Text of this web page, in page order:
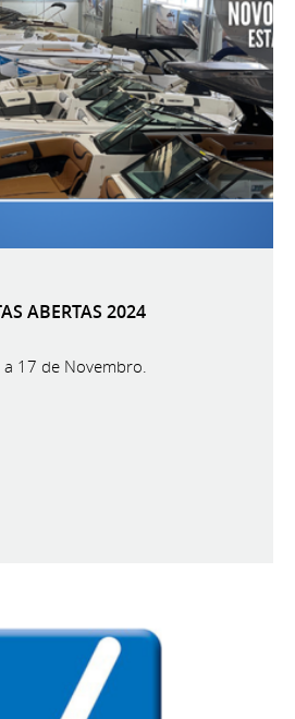
ABERTAS 2024
17 de Novembro.